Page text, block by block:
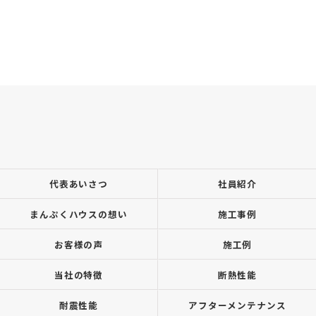
代表あいさつ 社員紹介
まんぷくハウスの想い 施工事例
お客様の声 施工例
当社の特徴 断熱性能
耐震性能 アフターメンテナンス